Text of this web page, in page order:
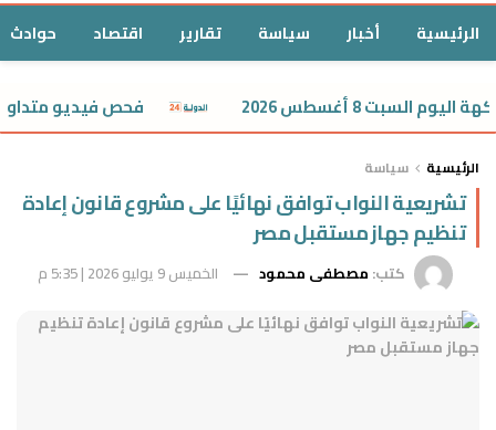
الرئيسية أخبار سياسة تقارير اقتصاد حوادث
8 أغسطس 2026 فحص فيديو متداول
الرئيسية سياسة
تشريعية النواب توافق نهائيًا على مشروع قانون إعادة
تنظيم جهاز مستقبل مصر
كتب: مصطفى محمود الخميس 9 يوليو 2026 | 5:35 م